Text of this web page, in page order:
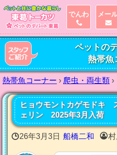
ペットの
熱帯魚
熱帯魚コーナー › 爬虫・両生類 ›
ヒョウモントカゲモドキ
ェリン 2025年3月入荷
26年3月3日 船橋二和 村
でんわ メー